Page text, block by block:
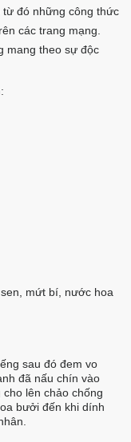
từ đó những công thức
các trang mạng.
mang theo sự độc
mứt bí, nước hoa
sau đó đem vo
đã nấu chín vào
lên chảo chống
bưởi đến khi dính